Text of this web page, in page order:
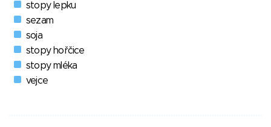
stopy lepku
sezam
soja
stopy hořčice
stopy mléka
vejce